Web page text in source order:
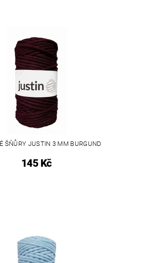
ŠŇŮRY JUSTIN 3 MM BURGUND
145 Kč